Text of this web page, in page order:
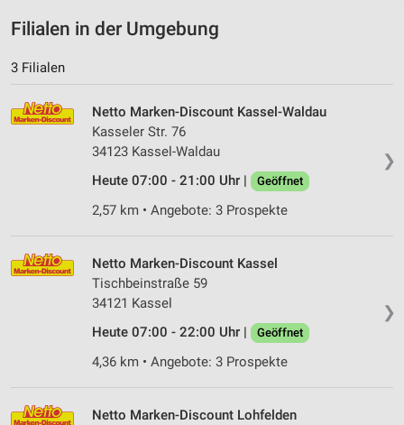
Filialen in der Umgebung
3 Filialen
❯
Netto Marken-Discount Kassel-Waldau
Kasseler Str. 76
34123 Kassel-Waldau
Heute 07:00 - 21:00 Uhr |
Geöffnet
2,57 km • Angebote: 3 Prospekte
❯
Netto Marken-Discount Kassel
Tischbeinstraße 59
34121 Kassel
Heute 07:00 - 22:00 Uhr |
Geöffnet
4,36 km • Angebote: 3 Prospekte
Netto Marken-Discount Lohfelden